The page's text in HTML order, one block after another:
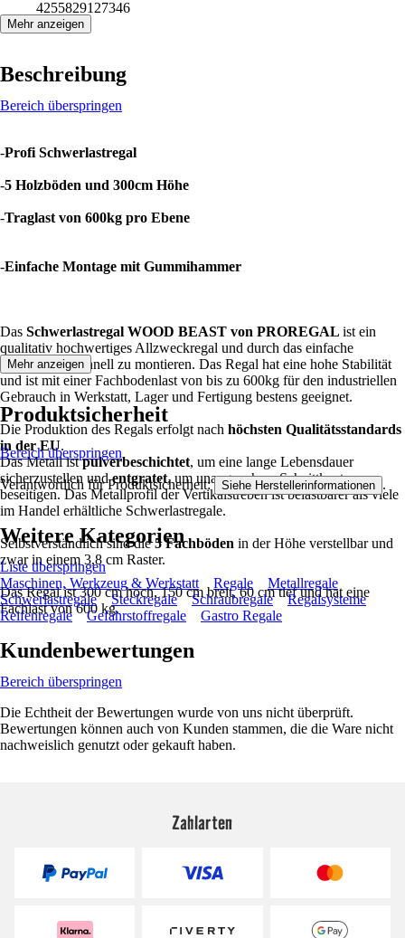
4255829127346
Mehr anzeigen
Beschreibung
Bereich überspringen
-Profi Schwerlastregal
-5 Holzböden und 300cm Höhe
-Traglast von 600kg pro Ebene
-Einfache Montage mit Gummihammer
Das Schwerlastregal WOOD BEAST von PROREGAL ist ein
qualitativ hochwertiges Allzweckregal und durch das einfache
Stecksystem schnell zu montieren. Das Regal hat eine hohe Stabilität
und ist mit einer Fachbodenlast von bis zu 600kg für den industriellen
Gebrauch in Werkstatt, Lager und Fertigung bestens geeignet.
Die Produktion des Regals erfolgt nach höchsten Qualitätsstandards
in der EU.
Das Metall istpulverbeschichtet, um eine lange Lebensdauer
sicherzustellen undentgratet, um unangenehme Schnittkanten zu
beseitigen. Das Metallprofil der Vertikalstreben ist belastbarer als viele
im Handel erhältliche Schwerlastregale.
Selbstverständlich sind die5 Fachböden in der Höhe verstellbar und
zwar in einem 3,8 cm Raster.
Das Regal ist 300 cm hoch, 150 cm breit, 60 cm tief und hat eine
Fachlast von 600 kg.
Mehr anzeigen
Produktsicherheit
Bereich überspringen
Verantwortlich für Produktsicherheit: Siehe Herstellerinformationen .
Weitere Kategorien
Liste überspringen
Maschinen, Werkzeug & Werkstatt
Regale
Metallregale
Schwerlastregale
Steckregale Schraubregale
Regalsysteme
Reifenregale
Gefahrstoffregale Gastro Regale
Kundenbewertungen
Bereich überspringen
Die Echtheit der Bewertungen wurde von uns nicht überprüft.
Bewertungen können auch von Kunden stammen, die die Ware nicht
nachweislich genutzt oder gekauft haben.
Zahlarten